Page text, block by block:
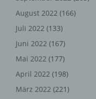
August 2022 (166)
Juli 2022 (133)
Juni 2022 (167)
Mai 2022 (177)
April 2022 (198)
März 2022 (221)
oder